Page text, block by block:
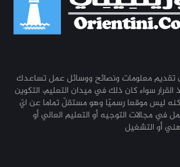
تقديم معلومات ونصائح ووسائل عمل تساعدك
سواء كان ذلك في ميدان التعليم، التكوين
ليس موقعا رسميّا وهو مستقلّ تماما عن ايّ
في مجالات التوجيه أو التعليم العالي أو